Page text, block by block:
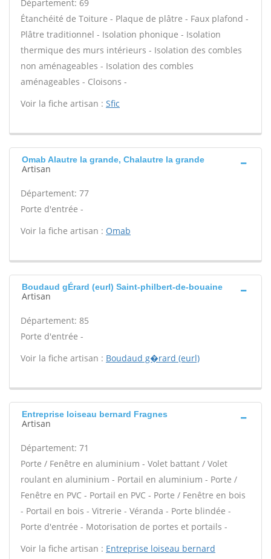
Département: 69
Étanchéité de Toiture - Plaque de plâtre - Faux plafond -
Plâtre traditionnel - Isolation phonique - Isolation
thermique des murs intérieurs - Isolation des combles
non aménageables - Isolation des combles
aménageables - Cloisons -
Voir la fiche artisan : Sfic
Omab Alautre la grande, Chalautre la grande
Artisan
Département: 77
Porte d'entrée -
Voir la fiche artisan : Omab
Boudaud gÉrard (eurl) Saint-philbert-de-bouaine
Artisan
Département: 85
Porte d'entrée -
Voir la fiche artisan : Boudaud g�rard (eurl)
Entreprise loiseau bernard Fragnes
Artisan
Département: 71
Porte / Fenêtre en aluminium - Volet battant / Volet
roulant en aluminium - Portail en aluminium - Porte /
Fenêtre en PVC - Portail en PVC - Porte / Fenêtre en bois
- Portail en bois - Vitrerie - Véranda - Porte blindée -
Porte d'entrée - Motorisation de portes et portails -
Voir la fiche artisan : Entreprise loiseau bernard